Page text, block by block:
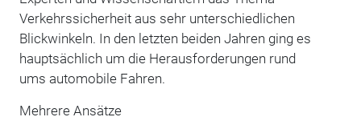
Verkehrssicherheit aus sehr unterschiedlichen
Blickwinkeln. In den letzten beiden Jahren ging es
hauptsächlich um die Herausforderungen rund
ums automobile Fahren.
Mehrere Ansätze